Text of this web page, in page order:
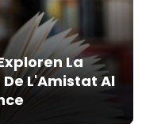
La
L'Amistat Al